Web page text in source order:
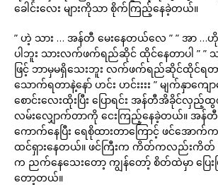
ခေါင်းလေး များကိုသာ စိုက်ကြည့်နေခဲ့တယ်။
” ဟဲ့ သား … အန်တီ မေးနေတယ်လေ ” ” အာ
ပါဘူး သားလက်ဖက်ရည်ဆိုင် ထိုင်နေတာပါ ” ”
ဖြင့် ဘာမှမရှိသေးဘူး လက်ဖက်ရည်ဆိုင်ထိုင်ရတ
သောက်ရတာနဲ့နော် ဟင်း ဟင်းးးး ” မျက်နှာကျေ
စောင်းလေးထိုးပြီး ပြောရင်း အန်တီအိခိုင်လှ
လမ်းလျှောက်တာကို ငေးကြည့်နေခဲ့တယ်။ အန်တီ
ကောက်နေပြီး ရေစိုထားတာကြောင့် ဖင်အော
ထင်ရှားနေတယ်။ ဖင်ကြီးက ကိတ်ကလည်းကိတ်
က ညက်နေသေးတော့ ကျွန်တော့် စိတ်ထဲမှာ ပြေးပ
တော့တယ်။